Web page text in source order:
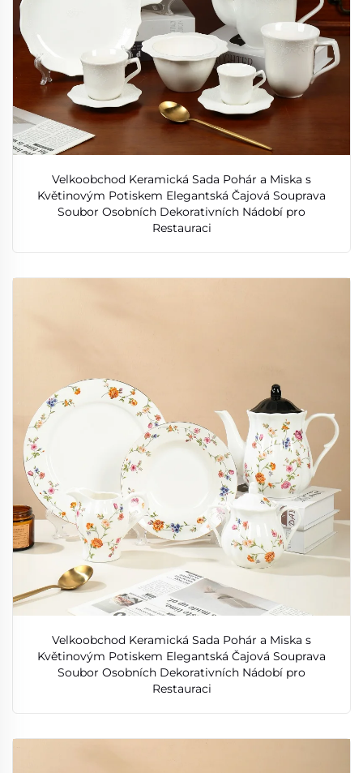
Velkoobchod Keramická Sada Pohár a Miska s
Květinovým Potiskem Elegantská Čajová Souprava
Soubor Osobních Dekorativních Nádobí pro
Restauraci
Velkoobchod Keramická Sada Pohár a Miska s
Květinovým Potiskem Elegantská Čajová Souprava
Soubor Osobních Dekorativních Nádobí pro
Restauraci